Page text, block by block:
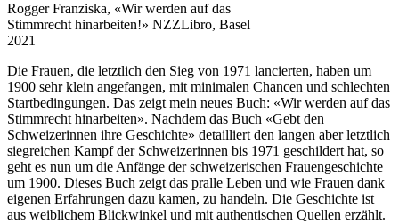
Rogger Franziska, «Wir werden auf das
Stimmrecht hinarbeiten!» NZZLibro, Basel
2021
Die Frauen, die letztlich den Sieg von 1971 lancierten, haben um
1900 sehr klein angefangen, mit minimalen Chancen und schlechten
Startbedingungen. Das zeigt mein neues Buch: «Wir werden auf das
Stimmrecht hinarbeiten». Nachdem das Buch «Gebt den
Schweizerinnen ihre Geschichte» detailliert den langen aber letztlich
siegreichen Kampf der Schweizerinnen bis 1971 geschildert hat, so
geht es nun um die Anfänge der schweizerischen Frauengeschichte
um 1900. Dieses Buch zeigt das pralle Leben und wie Frauen dank
eigenen Erfahrungen dazu kamen, zu handeln. Die Geschichte ist
aus weiblichem Blickwinkel und mit authentischen Quellen erzählt.